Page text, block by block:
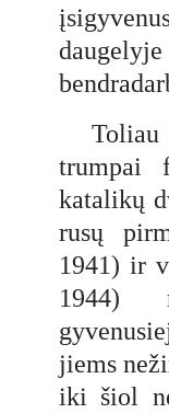
Toliau
trumpai
katalikų
rusų
1941) ir
1944)
jiems
iki šiol